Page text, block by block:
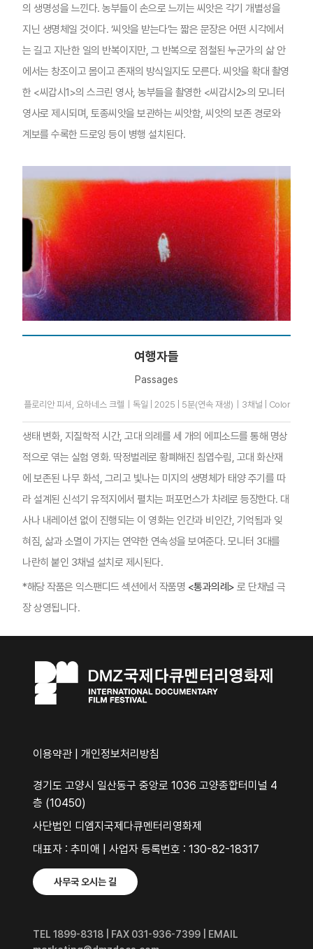
의 생명성을 느낀다. 농부들이 손으로 느끼는 씨앗은 각기 개별성을
지닌 생명체일 것이다. ‘씨앗을 받는다’는 짧은 문장은 어떤 시각에서
는 길고 지난한 일의 반복이지만, 그 반복으로 점철된 누군가의 삶 안
에서는 창조이고 몸이고 존재의 방식일지도 모른다. 씨앗을 확대 촬영
한 <씨갑시1>의 스크린 영사, 농부들을 촬영한 <씨갑시2>의 모니터
영사로 제시되며, 토종씨앗을 보관하는 씨앗함, 씨앗의 보존 경로와
계보를 수록한 드로잉 등이 병행 설치된다.
여행자들
Passages
플로리안 피셔, 요하네스 크렐｜독일 | 2025 | 5분(연속 재생)｜3채널 | Color
생태 변화, 지질학적 시간, 고대 의례를 세 개의 에피소드를 통해 명상
적으로 엮는 실험 영화. 딱정벌레로 황폐해진 침엽수림, 고대 화산재
에 보존된 나무 화석, 그리고 빛나는 미지의 생명체가 태양 주기를 따
라 설계된 신석기 유적지에서 펼치는 퍼포먼스가 차례로 등장한다. 대
사나 내레이션 없이 진행되는 이 영화는 인간과 비인간, 기억됨과 잊
혀짐, 삶과 소멸이 가지는 연약한 연속성을 보여준다. 모니터 3대를
나란히 붙인 3채널 설치로 제시된다.
*해당 작품은 익스팬디드 섹션에서 작품명 <통과의례> 로 단채널 극
장 상영됩니다.
이용약관 개인정보처리방침
경기도 고양시 일산동구 중앙로 1036 고양종합터미널 4
층 (10450)
사단법인 디엠지국제다큐멘터리영화제
대표자 : 추미애 | 사업자 등록번호 : 130-82-18317
사무국 오시는 길
TEL 1899-8318 | FAX 031-936-7399 | EMAIL